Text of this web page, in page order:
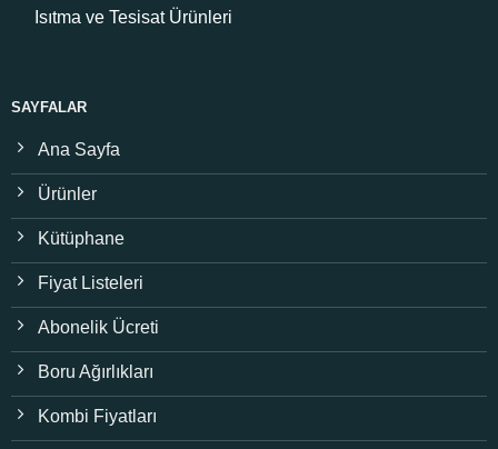
Isıtma ve Tesisat Ürünleri
SAYFALAR
Ana Sayfa
Ürünler
Kütüphane
Fiyat Listeleri
Abonelik Ücreti
Boru Ağırlıkları
Kombi Fiyatları